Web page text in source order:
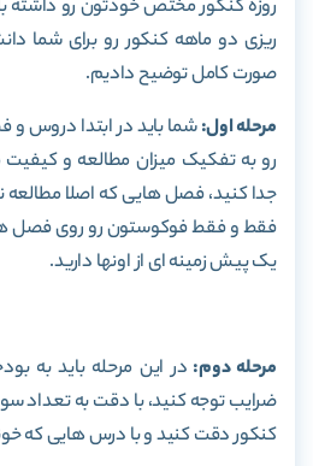
روزه کنکور مختص خودتون رو داشته
ریزی دو ماهه کنکور رو برای شما
صورت کامل توضیح دادیم.
مرحله اول:شما باید در ابتدا دروس
رو به تفکیک میزان مطالعه و
جدا کنید، فصل هایی که اصلا مطالعه
فقط و فقط فوکوستون رو روی فصل
یک پیش زمینه ای از اونها دارید.
مرحله دوم: در این مرحله باید به
ضرایب توجه کنید، با دقت به تعداد
کنکور دقت کنید و با درس هایی که